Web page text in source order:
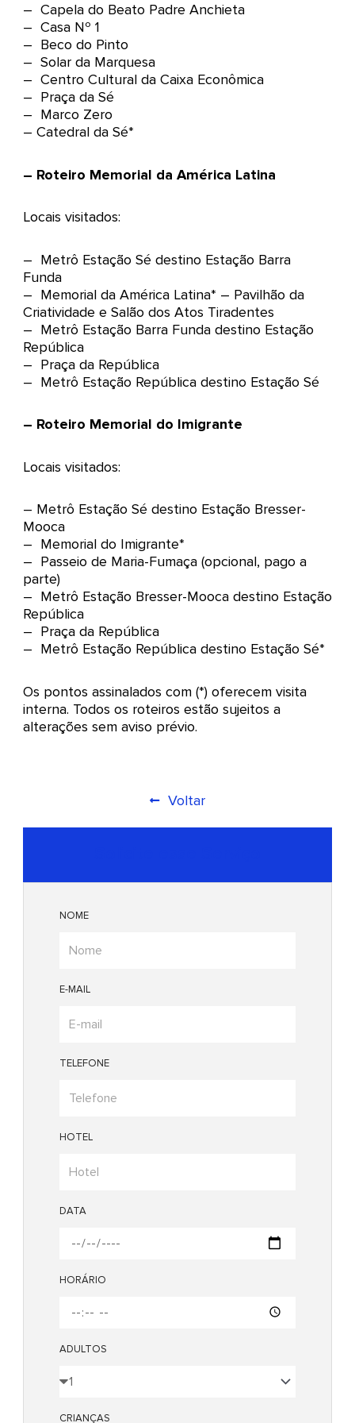
– Capela do Beato Padre Anchieta
– Casa Nº 1
– Beco do Pinto
– Solar da Marquesa
– Centro Cultural da Caixa Econômica
– Praça da Sé
– Marco Zero
– Catedral da Sé*
– Roteiro Memorial da América Latina
Locais visitados:
– Metrô Estação Sé destino Estação Barra
Funda
– Memorial da América Latina* – Pavilhão da
Criatividade e Salão dos Atos Tiradentes
– Metrô Estação Barra Funda destino Estação
República
– Praça da República
– Metrô Estação República destino Estação Sé
– Roteiro Memorial do Imigrante
Locais visitados:
– Metrô Estação Sé destino Estação Bresser-
Mooca
– Memorial do Imigrante*
– Passeio de Maria-Fumaça (opcional, pago a
parte)
– Metrô Estação Bresser-Mooca destino Estação
República
– Praça da República
– Metrô Estação República destino Estação Sé*
Os pontos assinalados com (*) oferecem visita
interna. Todos os roteiros estão sujeitos a
alterações sem aviso prévio.
Voltar
NOME
E-MAIL
TELEFONE
HOTEL
DATA
HORÁRIO
ADULTOS
CRIANÇAS